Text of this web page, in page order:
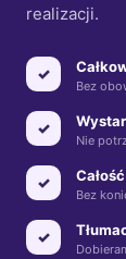
realizacji.
✓
Bez
✓
Nie
✓
Bez
✓